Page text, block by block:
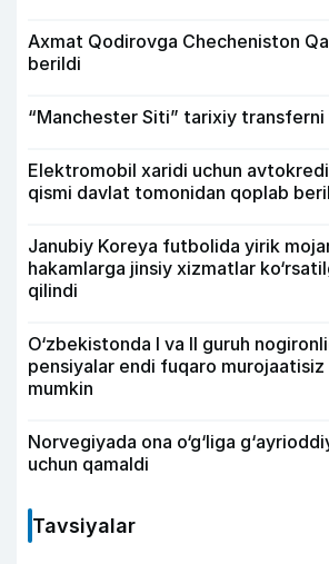
Axmat Qodirovga Checheniston
berildi
“Manchester Siti” tarixiy transferni
Elektromobil xaridi uchun
qismi davlat tomonidan qoplab
Janubiy Koreya futbolida yirik
hakamlarga jinsiy xizmatlar
qilindi
O‘zbekistonda I va II guruh
pensiyalar endi fuqaro murojaatisiz
mumkin
Norvegiyada ona o‘g‘liga
uchun qamaldi
Tavsiyalar